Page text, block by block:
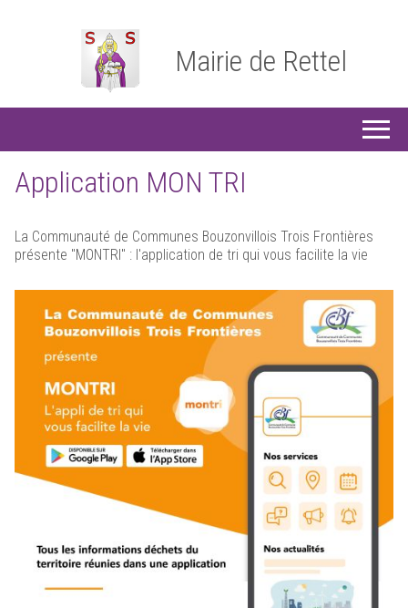
Mairie de Rettel
Application MON TRI
La Communauté de Communes Bouzonvillois Trois Frontières
présente "MONTRI" : l'application de tri qui vous facilite la vie